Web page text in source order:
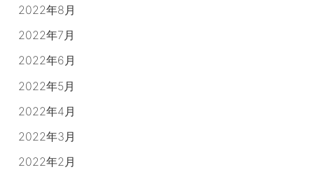
2022年8月
2022年7月
2022年6月
2022年5月
2022年4月
2022年3月
2022年2月